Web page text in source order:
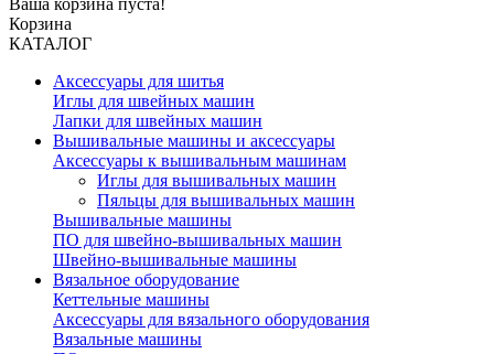
Ваша корзина пуста!
Корзина
КАТАЛОГ
Аксессуары для шитья
Иглы для швейных машин
Лапки для швейных машин
Вышивальные машины и аксессуары
Аксессуары к вышивальным машинам
Иглы для вышивальных машин
Пяльцы для вышивальных машин
Вышивальные машины
ПО для швейно-вышивальных машин
Швейно-вышивальные машины
Вязальное оборудование
Кеттельные машины
Аксессуары для вязального оборудования
Вязальные машины